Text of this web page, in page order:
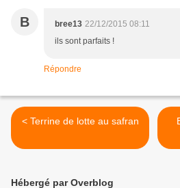
B bree13 22/12/2015 08:11
ils sont parfaits !
Répondre
< Terrine de lotte au safran
Hébergé par Overblog